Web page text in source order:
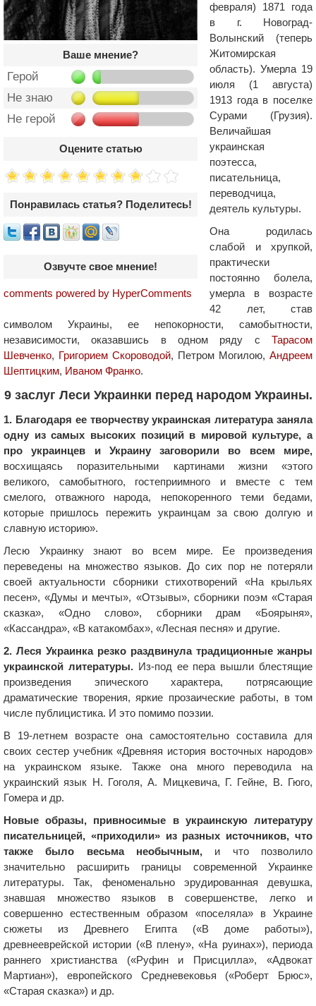
Ваше мнение?
Герой
Не знаю
Не герой
Оцените статью
Понравилась статья? Поделитесь!
Озвучте свое мнение!
comments powered by HyperComments
февраля) 1871 года
в г. Новоград-
Волынский (теперь
Житомирская
область). Умерла 19
июля (1 августа)
1913 года в поселке
Сурами (Грузия).
Величайшая
украинская
поэтесса,
писательница,
переводчица,
деятель культуры.
Она родилась
слабой и хрупкой,
практически
постоянно болела,
умерла в возрасте
42 лет, став
символом Украины, ее непокорности, самобытности,
независимости, оказавшись в одном ряду с Тарасом
Шевченко, Григорием Скороводой, Петром Могилою, Андреем
Шептицким, Иваном Франко.
9 заслуг Леси Украинки перед народом Украины.
1. Благодаря ее творчеству украинская литература заняла
одну из самых высоких позиций в мировой культуре, а
про украинцев и Украину заговорили во всем мире,
восхищаясь поразительными картинами жизни «этого
великого, самобытного, гостеприимного и вместе с тем
смелого, отважного народа, непокоренного теми бедами,
которые пришлось пережить украинцам за свою долгую и
славную историю».
Лесю Украинку знают во всем мире. Ее произведения
переведены на множество языков. До сих пор не потеряли
своей актуальности сборники стихотворений «На крыльях
песен», «Думы и мечты», «Отзывы», сборники поэм «Старая
сказка», «Одно слово», сборники драм «Боярыня»,
«Кассандра», «В катакомбах», «Лесная песня» и другие.
2. Леся Украинка резко раздвинула традиционные жанры
украинской литературы.Из-под ее пера вышли блестящие
произведения эпического характера, потрясающие
драматические творения, яркие прозаические работы, в том
числе публицистика. И это помимо поэзии.
В 19-летнем возрасте она самостоятельно составила для
своих сестер учебник «Древняя история восточных народов»
на украинском языке. Также она много переводила на
украинский язык Н. Гоголя, А. Мицкевича, Г. Гейне, В. Гюго,
Гомера и др.
Новые образы, привносимые в украинскую литературу
писательницей, «приходили» из разных источников, что
также было весьма необычным, и что позволило
значительно расширить границы современной Украинке
литературы. Так, феноменально эрудированная девушка,
знавшая множество языков в совершенстве, легко и
совершенно естественным образом «поселяла» в Украине
сюжеты из Древнего Египта («В доме работы»),
древнееврейской истории («В плену», «На руинах»), периода
раннего христианства («Руфин и Присцилла», «Адвокат
Мартиан»), европейского Средневековья («Роберт Брюс»,
«Старая сказка») и др.